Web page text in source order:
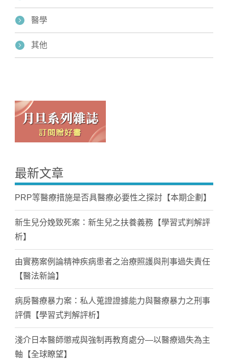
醫學
其他
最新文章
PRP等醫療措施是否具醫療必要性之探討【本期企劃】
新生兒分娩致死案：新生兒之扶養義務【學習式判解評
析】
由實務案例論精神疾病患者之治療照護與刑事過失責任
【醫法新論】
病房醫療暴力案：私人蒐證證據能力與醫療暴力之刑事
評價【學習式判解評析】
淺介日本醫師懲戒與強制再教育處分—以醫療過失為主
軸【全球瞭望】